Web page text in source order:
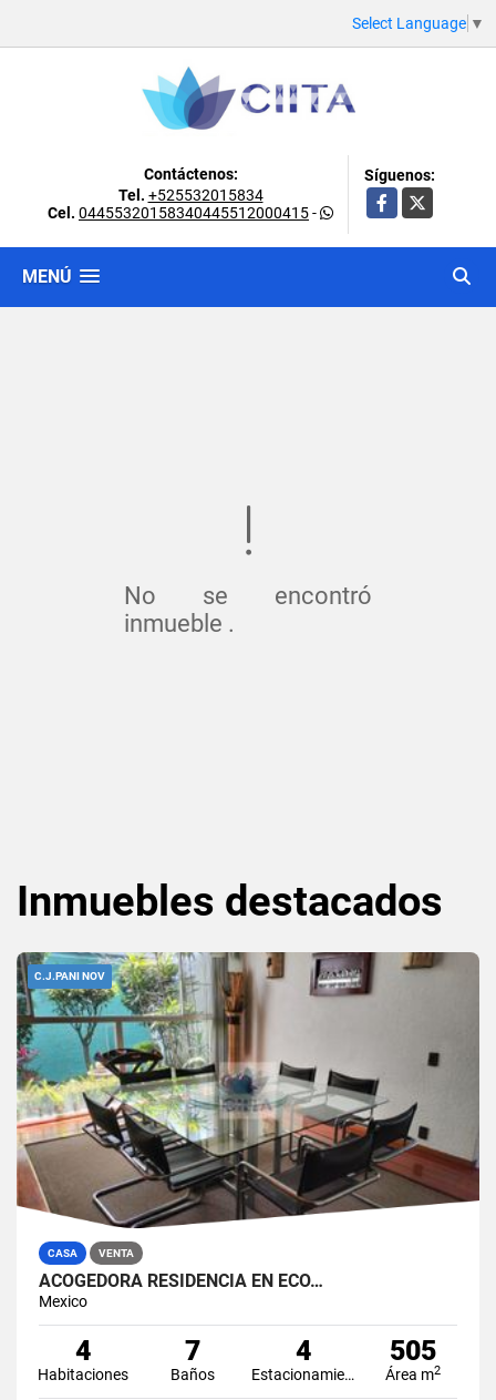
Select Language ▼
Contáctenos:
Tel. +525532015834
Cel. 04455320158340445512000415-
Síguenos:
Facebook
X
MENÚ
No se encontró
inmueble .
Inmuebles destacados
C.J.PANI NOV
CASA VENTA
ACOGEDORA RESIDENCIA EN ECO…
Mexico
4
Habitaciones
7
Baños
4
Estacionamiento
505
Área m2